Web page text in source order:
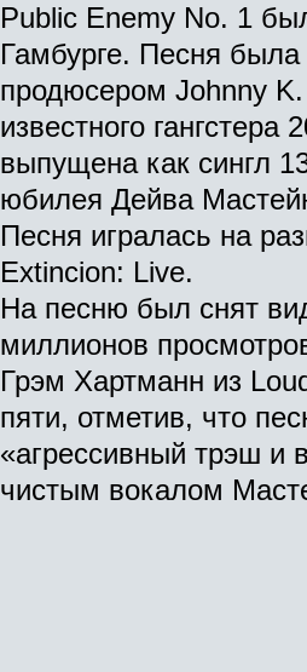
Public Enemy No. 1
Гамбурге. Песня
продюсером Johnny
известного
выпущена как сингл
юбилея Дейва
Песня игралась на
Extincion: Live.
На песню был снят
миллионов
Грэм Хартманн из
пяти, отметив, что
«агрессивный трэш и
чистым вокалом